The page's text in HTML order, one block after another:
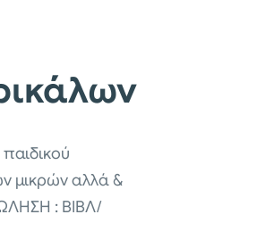
μικρών αλλά &
: ΒΙΒΛ/